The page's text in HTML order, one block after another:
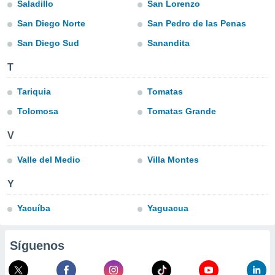
y
en
nuestra
de
cookies
aceptar
Saladillo
San Diego Norte
San Diego Sud
San Lorenzo
San Pedro de las Penas
Sanandita
T
Tariquia
Tolomosa
Tomatas
Tomatas Grande
V
Valle del Medio Villa Montes
Y
Yacuíba Yaguacua
Síguenos